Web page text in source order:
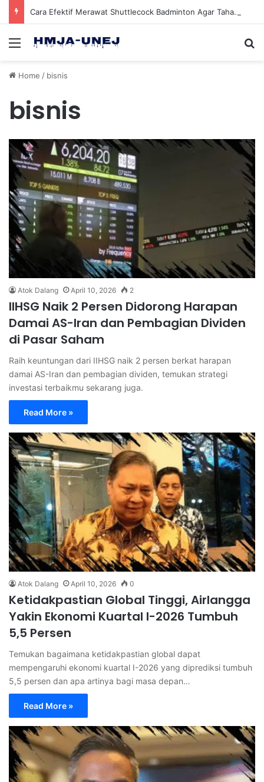
Cara Efektif Merawat Shuttlecock Badminton Agar Tahan Lama Saat Digunakan
Menu
Home / bisnis
bisnis
Atok Dalang April 10, 2026 2
IIHSG Naik 2 Persen Didorong Harapan
Damai AS-Iran dan Pembagian Dividen
di Pasar Saham
Raih keuntungan dari IIHSG naik 2 persen berkat harapan
damai AS-Iran dan pembagian dividen, temukan strategi
investasi terbaikmu sekarang juga.
Read More »
Atok Dalang April 10, 2026 0
Ketidakpastian Global Tinggi, Airlangga
Yakin Ekonomi Kuartal I-2026 Tumbuh
5,5 Persen
Temukan bagaimana ketidakpastian global dapat
mempengaruhi ekonomi kuartal I-2026 yang diprediksi tumbuh
5,5 persen dan apa artinya bagi masa depan…
Read More »